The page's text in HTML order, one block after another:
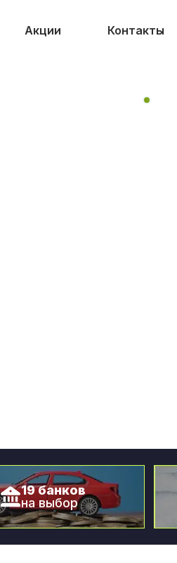
Акции Контакты
19 банков
на выбор